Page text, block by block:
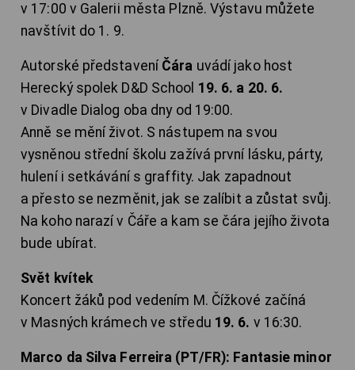
v 17:00 v Galerii města Plzně. Výstavu můžete
navštívit do 1. 9.
Autorské představení Čára uvádí jako host
Herecký spolek D&D School 19. 6. a 20. 6.
v Divadle Dialog oba dny od 19:00.
Anně se mění život. S nástupem na svou
vysněnou střední školu zažívá první lásku, párty,
hulení i setkávání s graffity. Jak zapadnout
a přesto se nezměnit, jak se zalíbit a zůstat svůj.
Na koho narazí v Čáře a kam se čára jejího života
bude ubírat.
Svět kvítek
Koncert žáků pod vedením M. Čížkové začíná
v Masných krámech ve středu 19. 6. v 16:30.
Marco da Silva Ferreira (PT/FR): Fantasie minor